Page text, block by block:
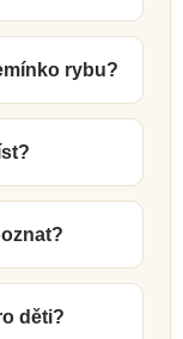
rybu?
děti?